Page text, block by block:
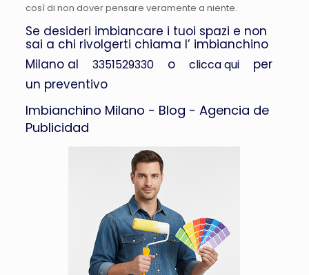
così di non dover pensare veramente a niente.
Se desideri imbiancare i tuoi spazi e non
sai a chi rivolgerti chiama l’ imbianchino
Milano al
3351529330 o clicca qui
per
un preventivo
Imbianchino Milano - Blog - Agencia de
Publicidad